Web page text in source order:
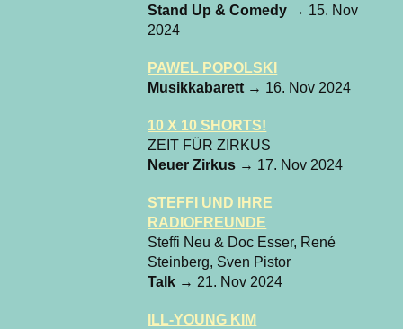
Stand Up & Comedy → 15. Nov
2024
PAWEL POPOLSKI
Musikkabarett → 16. Nov 2024
10 X 10 SHORTS!
ZEIT FÜR ZIRKUS
Neuer Zirkus → 17. Nov 2024
STEFFI UND IHRE
RADIOFREUNDE
Steffi Neu & Doc Esser, René
Steinberg, Sven Pistor
Talk → 21. Nov 2024
ILL-YOUNG KIM